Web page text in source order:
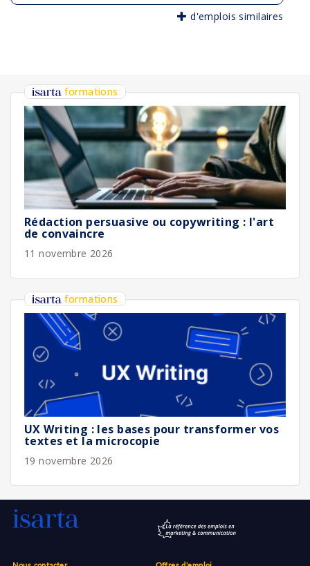
d'emplois similaires
formations
Rédaction persuasive ou copywriting : l'art
de convaincre
11 novembre 2026
formations
UX Writing : les bases pour transformer vos
textes et la microcopie
19 novembre 2026